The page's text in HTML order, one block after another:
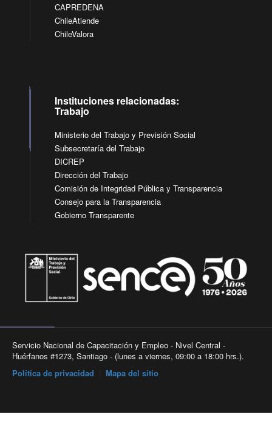
CAPREDENA
ChileAtiende
ChileValora
Instituciones relacionadas:
Trabajo
Ministerio del Trabajo y Previsión Social
Subsecretaría del Trabajo
DICREP
Dirección del Trabajo
Comisión de Integridad Pública y Transparencia
Consejo para la Transparencia
Gobierno Transparente
Servicio Nacional de Capacitación y Empleo - Nivel Central -
Huérfanos #1273, Santiago - (lunes a viernes, 09:00 a 18:00 hrs.).
Política de privacidad
Mapa del sitio